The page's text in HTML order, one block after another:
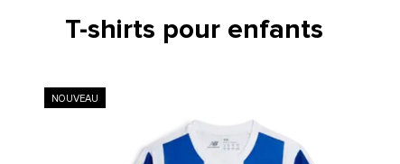
T-shirts pour enfants
NOUVEAU